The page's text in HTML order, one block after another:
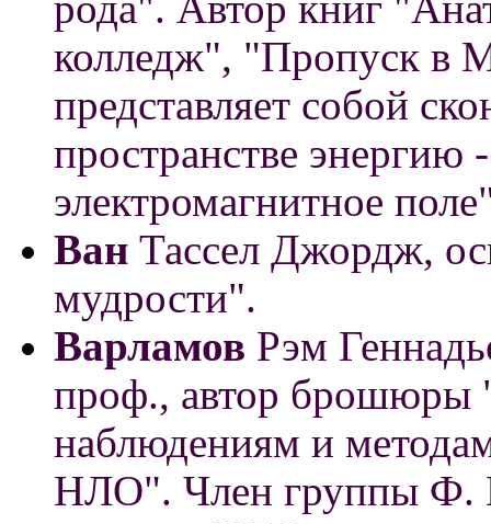
колледж", "Пропуск в
представляет собой
пространстве
электромагнитное
Ван Тассел Джордж,
мудрости".
Варламов Рэм
проф., автор брошюры
наблюдениям и
НЛО". Член группы Ф.